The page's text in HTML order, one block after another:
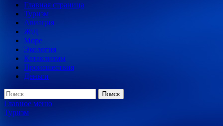
Главная страница
Туризм
Авиация
Ж\Д
Море
Экология
Катаклизмы
Происшествия
Деньги
Найти:
Главное меню
Туризм